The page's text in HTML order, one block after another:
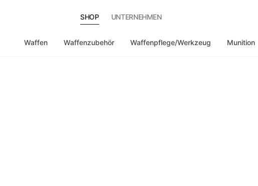
SHOP UNTERNEHMEN
Waffen Waffenzubehör Waffenpflege/Werkzeug Munition